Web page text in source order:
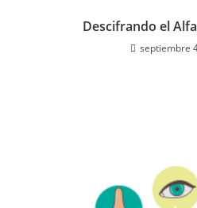
Descifrando el
septiembre